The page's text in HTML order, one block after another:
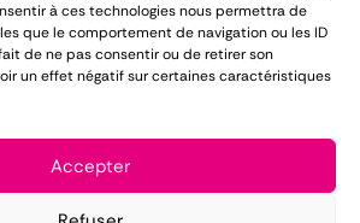
à ces technologies nous permettra de
que le comportement de navigation ou les ID
de ne pas consentir ou de retirer son
un effet négatif sur certaines caractéristiques
Accepter
votre disposition plus de 55 ans
le domaine de la location de
de vente